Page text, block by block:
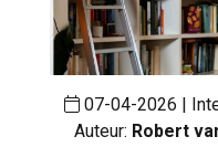
07-04-2026 |
Auteur: Robert